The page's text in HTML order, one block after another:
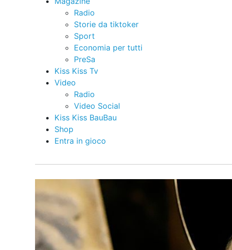
Radio
Storie da tiktoker
Sport
Economia per tutti
PreSa
Kiss Kiss Tv
Video
Radio
Video Social
Kiss Kiss BauBau
Shop
Entra in gioco